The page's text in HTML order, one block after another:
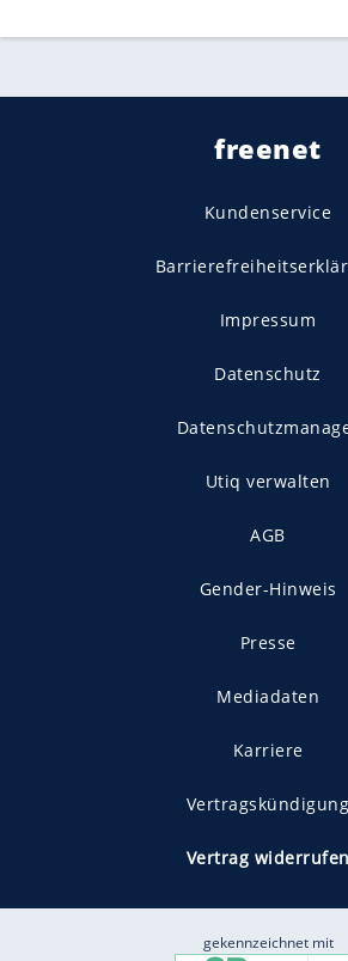
freenet
Kundenservice
Impressum
Datenschutz
Utiq verwalten
AGB
Gender-Hinweis
Presse
Mediadaten
Karriere
Vertragskündigung
Vertrag widerrufen
gekennzeichnet mit